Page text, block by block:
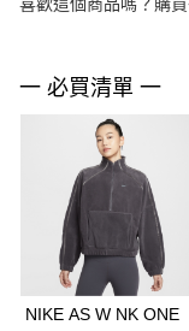
一 必買清單 一
NIKE AS W NK ONE